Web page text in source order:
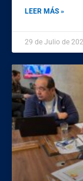
LEER MÁS »
29 de Julio de